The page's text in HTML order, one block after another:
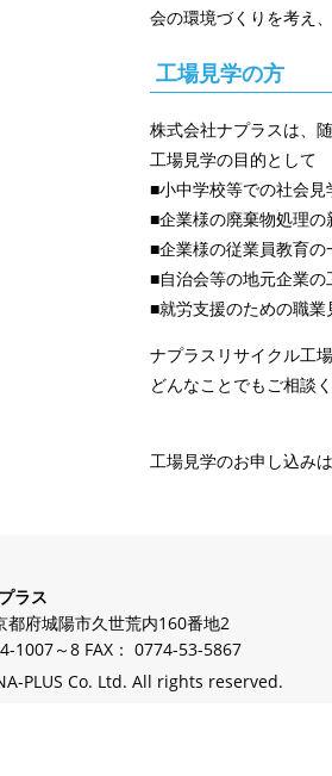
会の環境づくりを考え
工場見学の方
株式会社ナプラスは、
工場見学の目的として
■小中学校等での社会見
■企業様の廃棄物処理
■企業様の従業員教育の
■自治会等の地元企業
■就労支援のための職業
ナプラスリサイクル工
どんなことでもご相談
工場見学のお申し込み
ラス
都府城陽市久世荒内160番地2
1007～8 FAX： 0774-53-5867
PLUS Co. Ltd. All rights reserved.